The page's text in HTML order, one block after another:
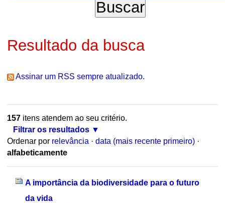
Resultado da busca
Assinar um RSS sempre atualizado.
157itens atendem ao seu critério.
Filtrar os resultados
Ordenar por relevância · data (mais recente primeiro) ·
alfabeticamente
A importância da biodiversidade para o futuro
da vida